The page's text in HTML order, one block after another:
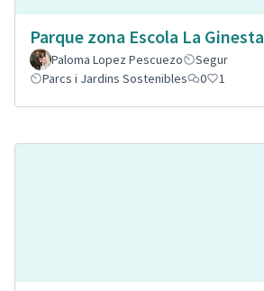
Parque zona Escola La Ginesta
Paloma Lopez Pescuezo
Segur
Parcs i Jardins Sostenibles
0 1